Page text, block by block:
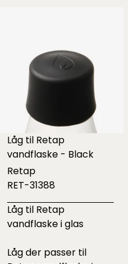
Låg til Retap
vandflaske - Black
Retap
RET-31388
Låg til Retap
vandflaske i glas
Låg der passer til